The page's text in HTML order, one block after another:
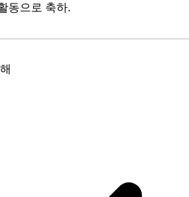
동으로 축하.